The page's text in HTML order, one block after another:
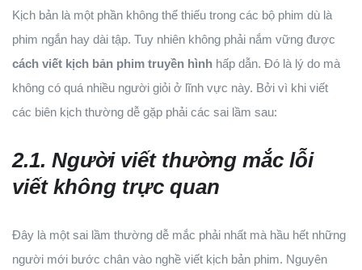
Kịch bản là một phần không thể thiếu trong các bộ phim dù là
phim ngắn hay dài tập. Tuy nhiên không phải nắm vững được
cách viết kịch bản phim truyền hình hấp dẫn. Đó là lý do mà
không có quá nhiều người giỏi ở lĩnh vực này. Bởi vì khi viết
các biên kịch thường dễ gặp phải các sai lầm sau:
2.1. Người viết thường mắc lỗi
viết không trực quan
Đây là một sai lầm thường dễ mắc phải nhất mà hầu hết những
người mới bước chân vào nghề viết kịch bản phim. Nguyên